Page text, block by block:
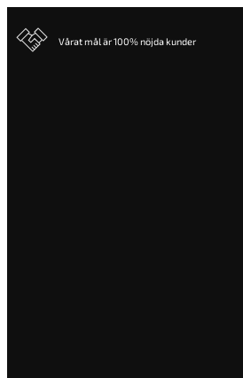
Vårat mål är 100% nöjda kunder